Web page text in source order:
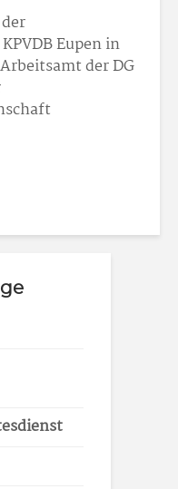
Eupen in
der DG